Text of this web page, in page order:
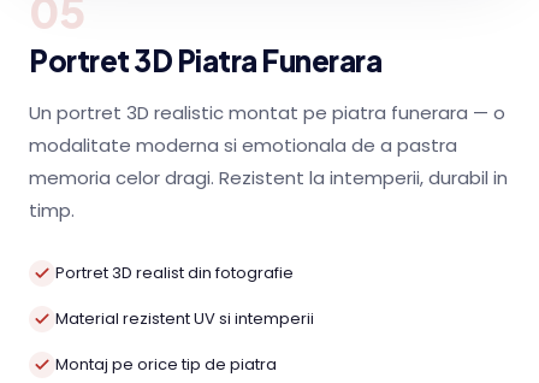
05
Portret 3D Piatra Funerara
Un portret 3D realistic montat pe piatra funerara — o
modalitate moderna si emotionala de a pastra
memoria celor dragi. Rezistent la intemperii, durabil in
timp.
Portret 3D realist din fotografie
Material rezistent UV si intemperii
Montaj pe orice tip de piatra